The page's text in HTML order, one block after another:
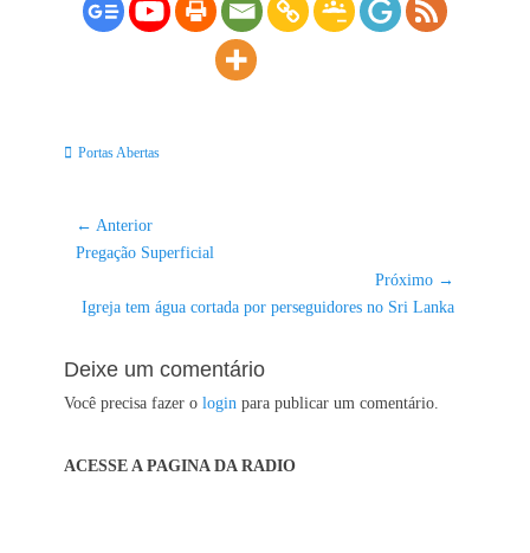
Categorias:
Portas Abertas
Navegação
de
← Anterior
Post
Pregação Superficial
Próximo →
Próximo
Igreja tem água cortada por perseguidores no Sri Lanka
Deixe um comentário
Você precisa fazer o login para publicar um comentário.
ACESSE A PAGINA DA RADIO